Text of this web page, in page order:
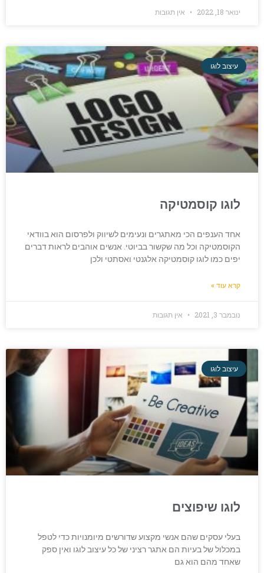
ינואר 18, 2022 אין תגובות
עיצוב לוגו
לוגו קוסמטיקה
אחד הענפים הכי מאתגרים ונעימים לשיווק ולפרסום הוא בוודאי
הקוסמטיקה וכל מה שקשור בביוטי. אנשים אוהבים לראות דברים
יפים כמו לוגו קוסמטיקה אלגנטי ואסתטי ולכן
קרא עוד »
נובמבר 3, 2021 אין תגובות
עיצוב לוגו
לוגו שיפוצים
בעלי עסקים שהם אנשי מקצוע שדורשים מיומנויות כדי לטפל
במכלול של בעיות הם אתגר רציני של כל עיצוב לוגו ואין ספק
שאחד מהם הוא גם